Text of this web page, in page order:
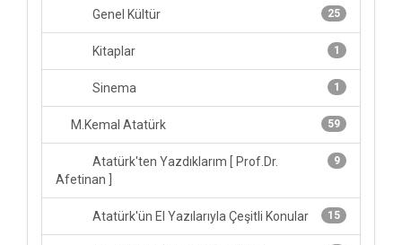
25
Genel Kültür
1
Kitaplar
1
Sinema
59
M.Kemal Atatürk
9
Atatürk'ten Yazdıklarım [ Prof.Dr.
Afetinan ]
15
Atatürk'ün El Yazılarıyla Çeşitli Konular